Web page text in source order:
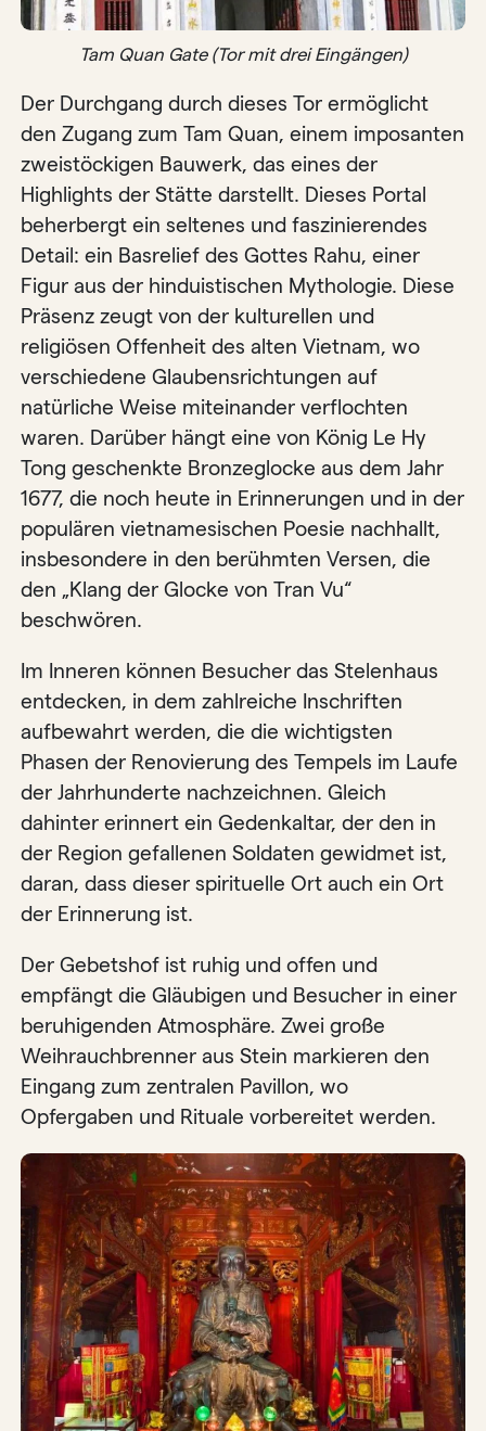
Tam Quan Gate (Tor mit drei Eingängen)
Der Durchgang durch dieses Tor ermöglicht
den Zugang zum Tam Quan, einem imposanten
zweistöckigen Bauwerk, das eines der
Highlights der Stätte darstellt. Dieses Portal
beherbergt ein seltenes und faszinierendes
Detail: ein Basrelief des Gottes Rahu, einer
Figur aus der hinduistischen Mythologie. Diese
Präsenz zeugt von der kulturellen und
religiösen Offenheit des alten Vietnam, wo
verschiedene Glaubensrichtungen auf
natürliche Weise miteinander verflochten
waren. Darüber hängt eine von König Le Hy
Tong geschenkte Bronzeglocke aus dem Jahr
1677, die noch heute in Erinnerungen und in der
populären vietnamesischen Poesie nachhallt,
insbesondere in den berühmten Versen, die
den „Klang der Glocke von Tran Vu“
beschwören.
Im Inneren können Besucher das Stelenhaus
entdecken, in dem zahlreiche Inschriften
aufbewahrt werden, die die wichtigsten
Phasen der Renovierung des Tempels im Laufe
der Jahrhunderte nachzeichnen. Gleich
dahinter erinnert ein Gedenkaltar, der den in
der Region gefallenen Soldaten gewidmet ist,
daran, dass dieser spirituelle Ort auch ein Ort
der Erinnerung ist.
Der Gebetshof ist ruhig und offen und
empfängt die Gläubigen und Besucher in einer
beruhigenden Atmosphäre. Zwei große
Weihrauchbrenner aus Stein markieren den
Eingang zum zentralen Pavillon, wo
Opfergaben und Rituale vorbereitet werden.